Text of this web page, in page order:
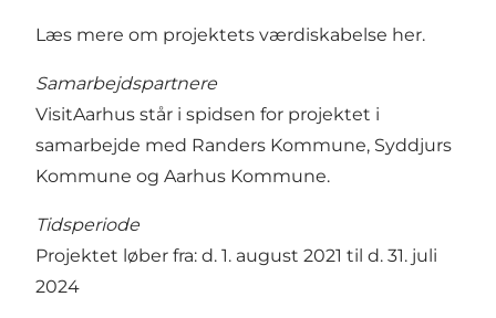
Læs mere om projektets værdiskabelse her.
Samarbejdspartnere
VisitAarhus står i spidsen for projektet i
samarbejde med Randers Kommune, Syddjurs
Kommune og Aarhus Kommune.
Tidsperiode
Projektet løber fra: d. 1. august 2021 til d. 31. juli
2024